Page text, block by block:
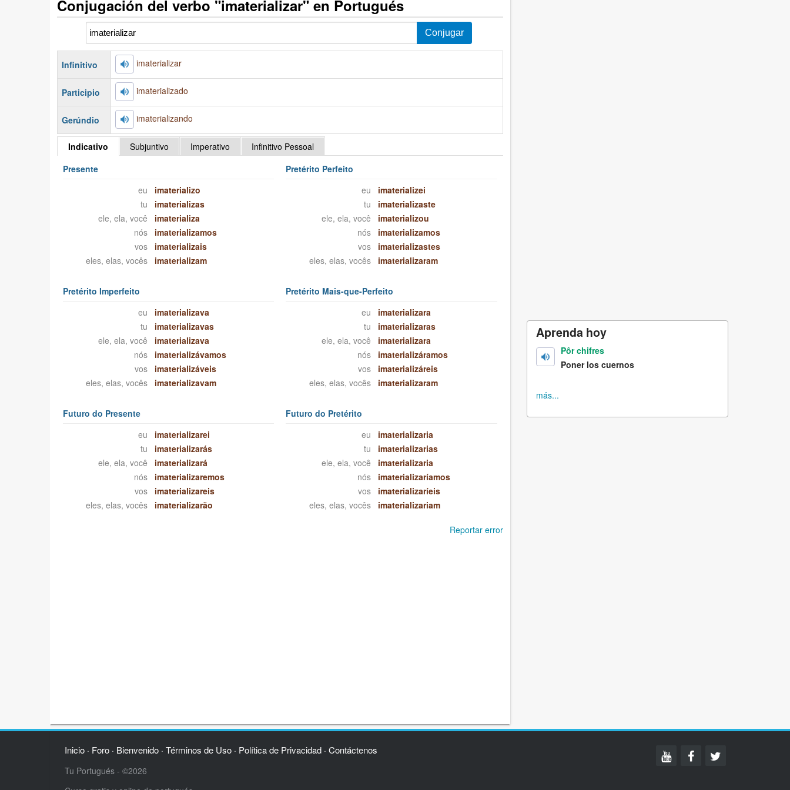
Conjugación del verbo "imaterializar" en Portugués
Infinitivo imaterializar
Participio imaterializado
Gerúndio imaterializando
Indicativo Subjuntivo Imperativo
Infinitivo Pessoal
Presente
eu
imaterializo
tu
imaterializas
ele, ela, você
imaterializa
nós
imaterializamos
vos
imaterializais
eles, elas, vocês
imaterializam
Pretérito Perfeito
eu
imaterializei
tu
imaterializaste
ele, ela, você
imaterializou
nós
imaterializamos
vos
imaterializastes
eles, elas, vocês
imaterializaram
Pretérito Imperfeito
eu
imaterializava
tu
imaterializavas
ele, ela, você
imaterializava
nós
imaterializávamos
vos
imaterializáveis
eles, elas, vocês
imaterializavam
Pretérito Mais-que-Perfeito
eu
imaterializara
tu
imaterializaras
ele, ela, você
imaterializara
nós
imaterializáramos
vos
imaterializáreis
eles, elas, vocês
imaterializaram
Futuro do Presente
eu
imaterializarei
tu
imaterializarás
ele, ela, você
imaterializará
nós
imaterializaremos
vos
imaterializareis
eles, elas, vocês
imaterializarão
Futuro do Pretérito
eu
imaterializaria
tu
imaterializarias
ele, ela, você
imaterializaria
nós
imaterializaríamos
vos
imaterializaríeis
eles, elas, vocês
imaterializariam
Reportar error
Aprenda hoy
Pôr chifres
Poner los cuernos
más...
Inicio· Foro· Bienvenido· Términos de Uso· Política de Privacidad· Contáctenos
Tu Portugués - ©2026